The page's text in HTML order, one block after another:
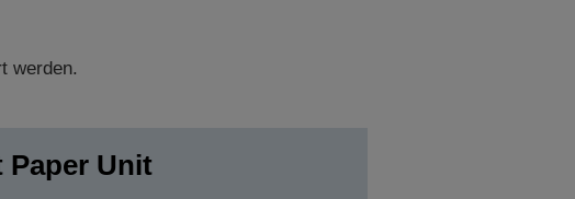
werden.
Paper Unit